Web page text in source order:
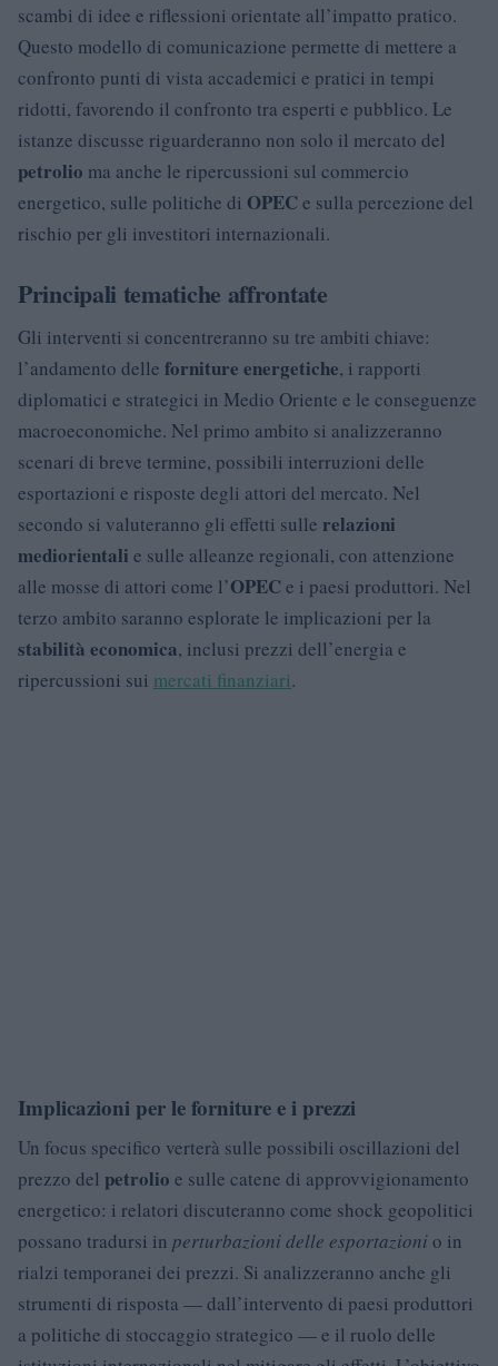
scambi di idee e riflessioni orientate all’impatto pratico.
Questo modello di comunicazione permette di mettere a
confronto punti di vista accademici e pratici in tempi
ridotti, favorendo il confronto tra esperti e pubblico. Le
istanze discusse riguarderanno non solo il mercato del
petrolio ma anche le ripercussioni sul commercio
energetico, sulle politiche di OPEC e sulla percezione del
rischio per gli investitori internazionali.
Principali tematiche affrontate
Gli interventi si concentreranno su tre ambiti chiave:
l’andamento delle forniture energetiche, i rapporti
diplomatici e strategici in Medio Oriente e le conseguenze
macroeconomiche. Nel primo ambito si analizzeranno
scenari di breve termine, possibili interruzioni delle
esportazioni e risposte degli attori del mercato. Nel
secondo si valuteranno gli effetti sulle relazioni
mediorientali e sulle alleanze regionali, con attenzione
alle mosse di attori come l’OPEC e i paesi produttori. Nel
terzo ambito saranno esplorate le implicazioni per la
stabilità economica, inclusi prezzi dell’energia e
ripercussioni sui mercati finanziari.
Implicazioni per le forniture e i prezzi
Un focus specifico verterà sulle possibili oscillazioni del
prezzo del petrolio e sulle catene di approvvigionamento
energetico: i relatori discuteranno come shock geopolitici
possano tradursi in perturbazioni delle esportazionio in
rialzi temporanei dei prezzi. Si analizzeranno anche gli
strumenti di risposta — dall’intervento di paesi produttori
a politiche di stoccaggio strategico — e il ruolo delle